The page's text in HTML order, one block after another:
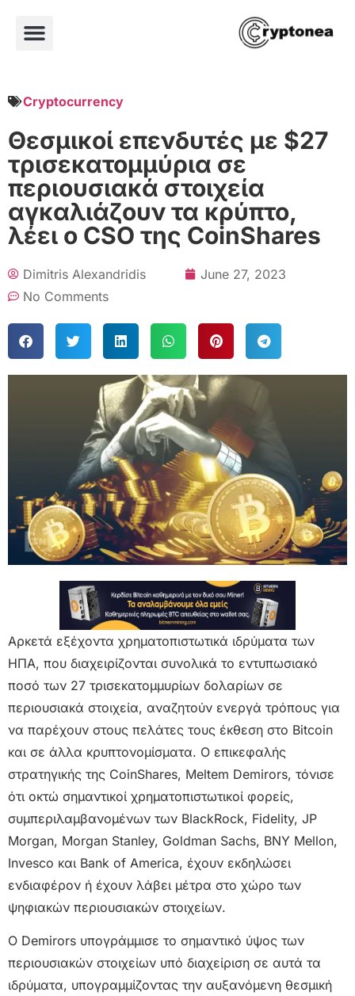
Cryptocurrency
Θεσμικοί επενδυτές με $27
τρισεκατομμύρια σε
περιουσιακά στοιχεία
αγκαλιάζουν τα κρύπτο,
λέει ο CSO της CoinShares
Dimitris Alexandridis
June 27, 2023
No Comments
Aρκετά εξέχοντα χρηματοπιστωτικά ιδρύματα των
ΗΠΑ, που διαχειρίζονται συνολικά το εντυπωσιακό
ποσό των 27 τρισεκατομμυρίων δολαρίων σε
περιουσιακά στοιχεία, αναζητούν ενεργά τρόπους για
να παρέχουν στους πελάτες τους έκθεση στο Bitcoin
και σε άλλα κρυπτονομίσματα. Ο επικεφαλής
στρατηγικής της CoinShares, Meltem Demirors, τόνισε
ότι οκτώ σημαντικοί χρηματοπιστωτικοί φορείς,
συμπεριλαμβανομένων των BlackRock, Fidelity, JP
Morgan, Morgan Stanley, Goldman Sachs, BNY Mellon,
Invesco και Bank of America, έχουν εκδηλώσει
ενδιαφέρον ή έχουν λάβει μέτρα στο χώρο των
ψηφιακών περιουσιακών στοιχείων.
Ο Demirors υπογράμμισε το σημαντικό ύψος των
περιουσιακών στοιχείων υπό διαχείριση σε αυτά τα
ιδρύματα, υπογραμμίζοντας την αυξανόμενη θεσμική